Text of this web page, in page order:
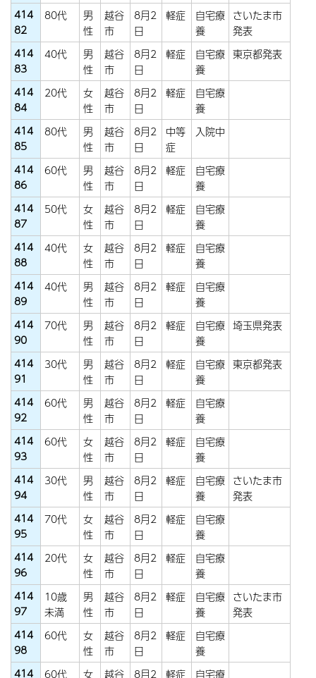
414
82
80代
男
性
越谷
市
8月2
日
軽症
自宅療
養
さいたま市
発表
414
83
40代
男
性
越谷
市
8月2
日
軽症
自宅療
養
東京都発表
414
84
20代
女
性
越谷
市
8月2
日
軽症
自宅療
養
414
85
80代
男
性
越谷
市
8月2
日
中等
症
入院中
414
86
60代
男
性
越谷
市
8月2
日
軽症
自宅療
養
414
87
50代
女
性
越谷
市
8月2
日
軽症
自宅療
養
414
88
40代
女
性
越谷
市
8月2
日
軽症
自宅療
養
414
89
40代
男
性
越谷
市
8月2
日
軽症
自宅療
養
414
90
70代
男
性
越谷
市
8月2
日
軽症
自宅療
養
埼玉県発表
414
91
30代
男
性
越谷
市
8月2
日
軽症
自宅療
養
東京都発表
414
92
60代
男
性
越谷
市
8月2
日
軽症
自宅療
養
414
93
60代
女
性
越谷
市
8月2
日
軽症
自宅療
養
414
94
30代
男
性
越谷
市
8月2
日
軽症
自宅療
養
さいたま市
発表
414
95
70代
女
性
越谷
市
8月2
日
軽症
自宅療
養
414
96
20代
女
性
越谷
市
8月2
日
軽症
自宅療
養
414
97
10歳
未満
男
性
越谷
市
8月2
日
軽症
自宅療
養
さいたま市
発表
414
98
60代
女
性
越谷
市
8月2
日
軽症
自宅療
養
414
60代
女
越谷
8月2 軽症
自宅療